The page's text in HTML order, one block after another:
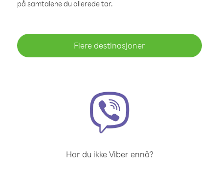
på samtalene du allerede tar.
Flere destinasjoner
Har du ikke Viber ennå?